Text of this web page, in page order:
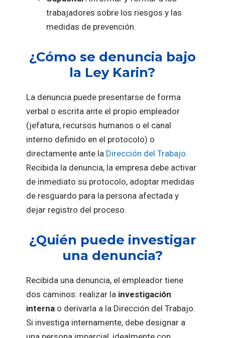
trabajadores sobre los riesgos y las
medidas de prevención.
¿Cómo se denuncia bajo
la Ley Karin?
La denuncia puede presentarse de forma
verbal o escrita ante el propio empleador
(jefatura, recursos humanos o el canal
interno definido en el protocolo) o
directamente ante la Dirección del Trabajo.
Recibida la denuncia, la empresa debe activar
de inmediato su protocolo, adoptar medidas
de resguardo para la persona afectada y
dejar registro del proceso.
¿Quién puede investigar
una denuncia?
Recibida una denuncia, el empleador tiene
dos caminos: realizar la investigación
interna o derivarla a la Dirección del Trabajo.
Si investiga internamente, debe designar a